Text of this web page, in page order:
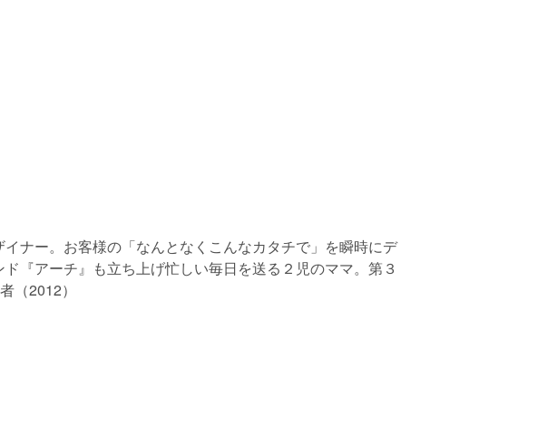
ナー。お客様の「なんとなくこんなカタチで」を瞬時にデ
『アーチ』も立ち上げ忙しい毎日を送る２児のママ。第３
（2012）